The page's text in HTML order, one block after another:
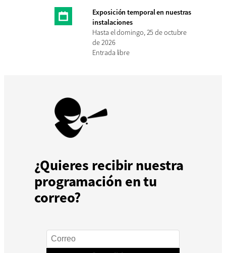
Exposición temporal en nuestras
instalaciones
Hasta el domingo, 25 de octubre
de 2026
Entrada libre
¿Quieres recibir nuestra
programación en tu
correo?